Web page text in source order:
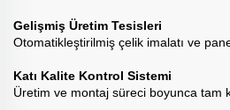
Gelişmiş Üretim Tesisleri
Otomatikleştirilmiş çelik imalatı ve
Katı Kalite Kontrol Sistemi
Üretim ve montaj süreci boyunca tam